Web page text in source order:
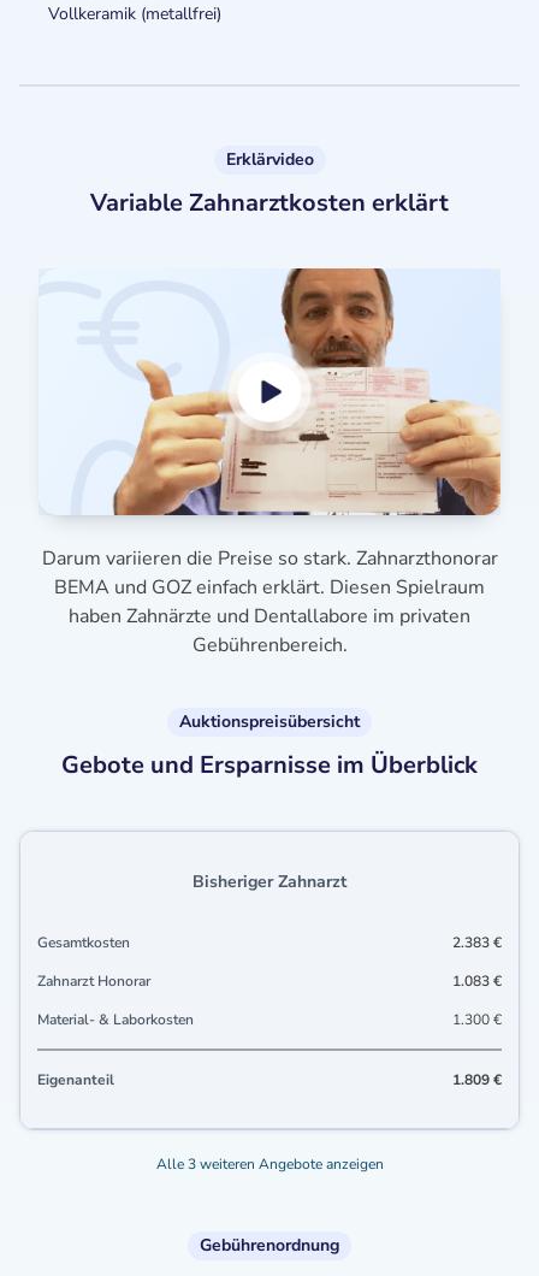
Vollkeramik (metallfrei)
Erklärvideo
Variable Zahnarztkosten erklärt
Darum variieren die Preise so stark. Zahnarzthonorar
BEMA und GOZ einfach erklärt. Diesen Spielraum
haben Zahnärzte und Dentallabore im privaten
Gebührenbereich.
Auktionspreisübersicht
Gebote und Ersparnisse im Überblick
Bisheriger Zahnarzt
Gesamtkosten
2.383 €
Zahnarzt Honorar
1.083 €
Material- & Laborkosten
1.300 €
Eigenanteil 1.809 €
Alle 3 weiteren Angebote anzeigen
Gebührenordnung